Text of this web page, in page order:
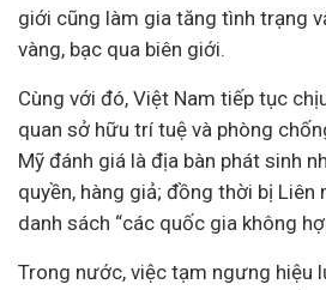
giới cũng làm gia tăng tình trạng
vàng, bạc qua biên giới.
Cùng với đó, Việt Nam tiếp tục
quan sở hữu trí tuệ và phòng
Mỹ đánh giá là địa bàn phát sinh
quyền, hàng giả; đồng thời bị Liên
danh sách “các quốc gia không
Trong nước, việc tạm ngưng hiệu